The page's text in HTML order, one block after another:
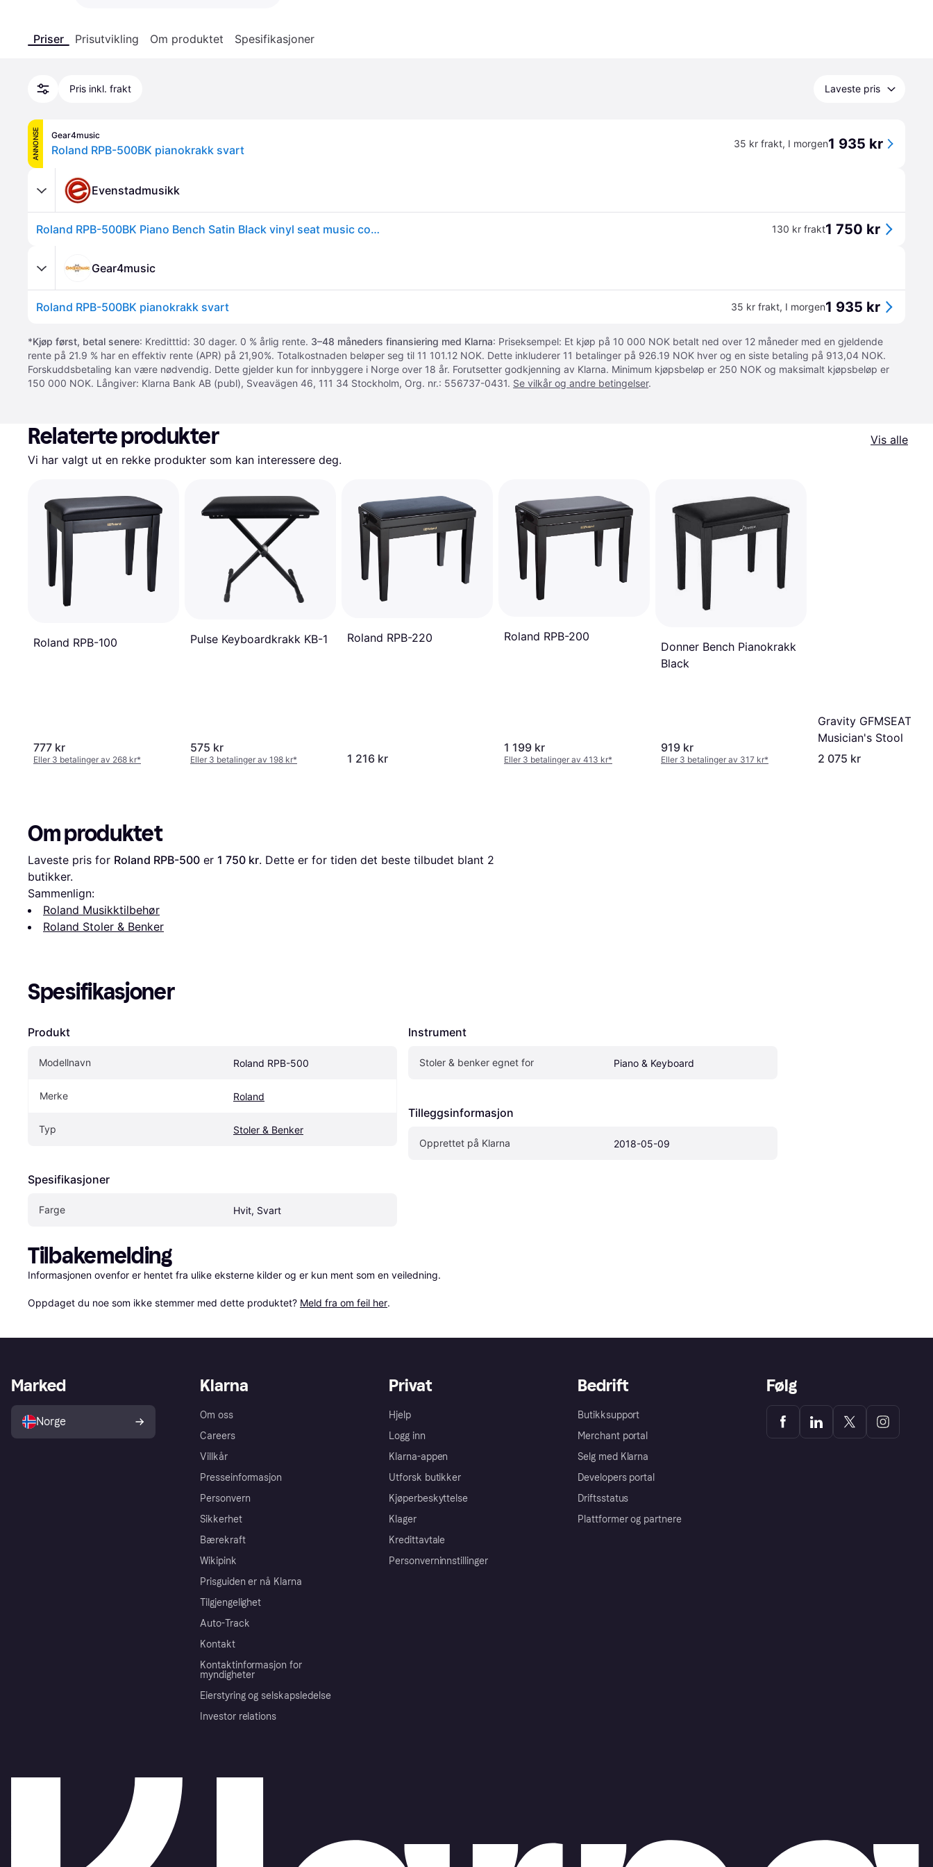
Priser Prisutvikling Om produktet Spesifikasjoner
Pris inkl. frakt Laveste pris
ANNONSE Gear4music
Roland RPB-500BK pianokrakk svart 35 kr frakt, I morgen1 935 kr
Evenstadmusikk
Roland RPB-500BK Piano Bench Satin Black vinyl seat music compartment 130 kr frakt1 750 kr
Gear4music
Roland RPB-500BK pianokrakk svart 35 kr frakt, I morgen1 935 kr
*Kjøp først, betal senere: Kreditttid: 30 dager. 0 % årlig rente. 3–48 måneders finansiering med Klarna: Priseksempel: Et kjøp på 10 000 NOK betalt ned over 12 måneder med en gjeldende
rente på 21.9 % har en effektiv rente (APR) på 21,90%. Totalkostnaden beløper seg til 11 101.12 NOK. Dette inkluderer 11 betalinger på 926.19 NOK hver og en siste betaling på 913,04 NOK.
Forskuddsbetaling kan være nødvendig. Dette gjelder kun for innbyggere i Norge over 18 år. Forutsetter godkjenning av Klarna. Minimum kjøpsbeløp er 250 NOK og maksimalt kjøpsbeløp er
150 000 NOK. Långiver: Klarna Bank AB (publ), Sveavägen 46, 111 34 Stockholm, Org. nr.: 556737-0431. Se vilkår og andre betingelser.
Relaterte produkter
Vis alle
Vi har valgt ut en rekke produkter som kan interessere deg.
Roland RPB-100
777 kr
Eller 3 betalinger av 268 kr*
Pulse Keyboardkrakk KB-1
575 kr
Eller 3 betalinger av 198 kr*
Roland RPB-220
1 216 kr
Roland RPB-200
1 199 kr
Eller 3 betalinger av 413 kr*
Donner Bench Pianokrakk
Black
919 kr
Eller 3 betalinger av 317 kr*
Gravity GFMSEAT1BR
Musician's Stool
2 075 kr
Om produktet
Laveste pris for Roland RPB-500 er 1 750 kr. Dette er for tiden det beste tilbudet blant 2
butikker.
Sammenlign:
Roland Musikktilbehør
Roland Stoler & Benker
Spesifikasjoner
Produkt
Modellnavn Roland RPB-500
Merke Roland
Typ Stoler & Benker
Spesifikasjoner
Farge Hvit, Svart
Instrument
Stoler & benker egnet for Piano & Keyboard
Tilleggsinformasjon
Opprettet på Klarna 2018-05-09
Tilbakemelding
Informasjonen ovenfor er hentet fra ulike eksterne kilder og er kun ment som en veiledning.
Oppdaget du noe som ikke stemmer med dette produktet? Meld fra om feil her.
Klarna
Om oss
Careers
Villkår
Presseinformasjon
Personvern
Sikkerhet
Bærekraft
Wikipink
Prisguiden er nå Klarna
Tilgjengelighet
Auto-Track
Kontakt
Kontaktinformasjon for
myndigheter
Eierstyring og selskapsledelse
Investor relations
Privat
Hjelp
Logg inn
Klarna-appen
Utforsk butikker
Kjøperbeskyttelse
Klager
Kredittavtale
Personverninnstillinger
Bedrift
Butikksupport
Merchant portal
Selg med Klarna
Developers portal
Driftsstatus
Plattformer og partnere
Marked
Norge
Følg